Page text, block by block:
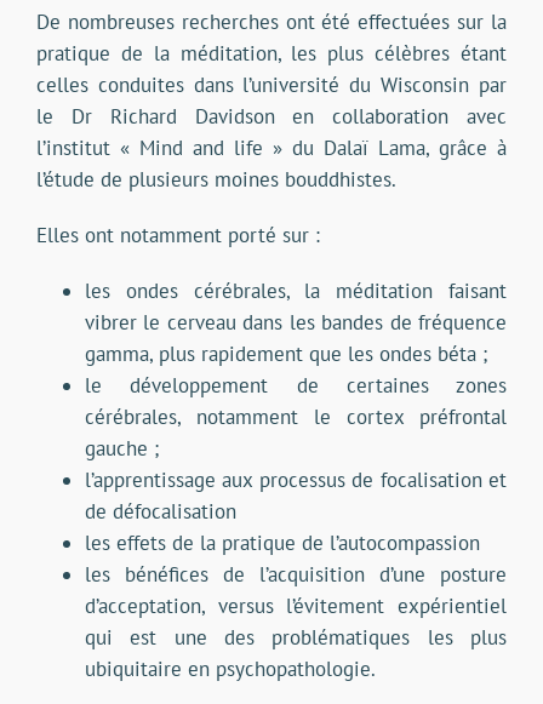
De nombreuses recherches ont été effectuées sur la
pratique de la méditation, les plus célèbres étant
celles conduites dans l’université du Wisconsin par
le Dr Richard Davidson en collaboration avec
l’institut « Mind and life » du Dalaï Lama, grâce à
l’étude de plusieurs moines bouddhistes.
Elles ont notamment porté sur :
les ondes cérébrales, la méditation faisant
vibrer le cerveau dans les bandes de fréquence
gamma, plus rapidement que les ondes béta ;
le développement de certaines zones
cérébrales, notamment le cortex préfrontal
gauche ;
l’apprentissage aux processus de focalisation et
de défocalisation
les effets de la pratique de l’autocompassion
les bénéfices de l’acquisition d’une posture
d’acceptation, versus l’évitement expérientiel
qui est une des problématiques les plus
ubiquitaire en psychopathologie.